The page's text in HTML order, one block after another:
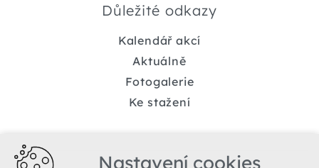
Důležité odkazy
Kalendář akcí
Aktuálně
Fotogalerie
Ke stažení
Nastavení cookies